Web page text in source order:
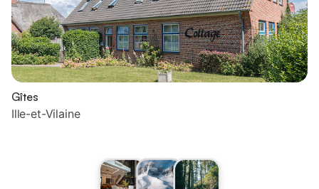
Gîtes
Ille-et-Vilaine